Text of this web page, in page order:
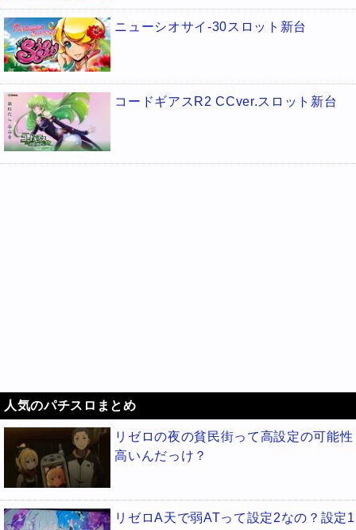
ニューシオサイ-30スロット新台
コードギアスR2 CCver.スロット新台
人気のパチスロまとめ
リゼロの夜の貧民街って高設定の可能性
高いんだっけ？
リゼロA天で弱ATって設定2なの？設定1